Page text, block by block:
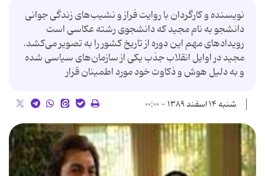
نویسنده و کارگردان با روایت فراز و نشیب‌های زندگی جوانی
دانشجو به نام مجید که دانشجوی رشته عکاسی است
رویدادهای مهم این دوره از تاریخ کشور را به تصویر می‌کشد.
مجید در اوایل انقلاب جذب یکی از سازمان‌های سیاسی شده
و به دلیل هوش و ذکاوت خود مورد اطمینان قرار
شنبه ۱۴ اسفند ۱۳۸۹ - ۰۰:۰۰